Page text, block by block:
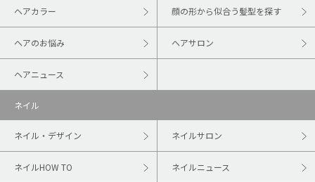
ヘアカラー 顔の形から似合う髪型を探す
ヘアのお悩み ヘアサロン
ヘアニュース
ネイル
ネイル・デザイン ネイルサロン
ネイルHOW TO ネイルニュース